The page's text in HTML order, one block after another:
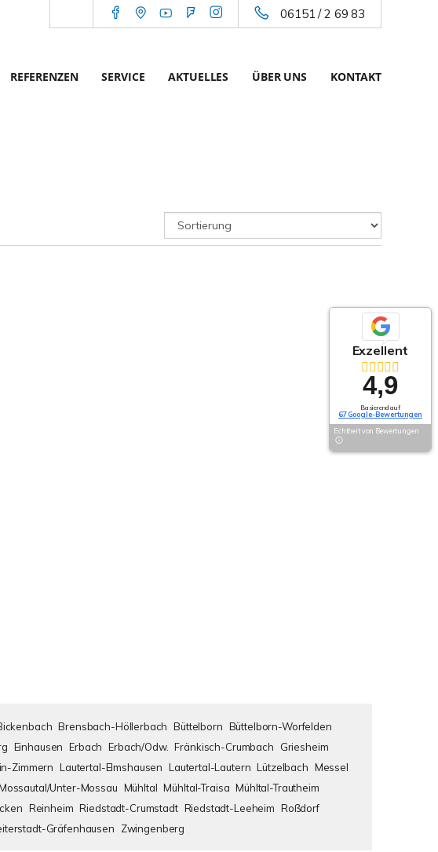
06151 / 2 69 83
REFERENZEN SERVICE AKTUELLES ÜBER UNS KONTAKT
Brensbach-Höllerbach Büttelborn Büttelborn-Worfelden
Einhausen Erbach Erbach/Odw. Fränkisch-Crumbach
Griesheim
Zimmern Lautertal-Elmshausen Lautertal-Lautern Lützelbach Messel
Unter-Mossau Mühltal Mühltal-Traisa Mühltal-Trautheim
Reinheim Riedstadt-Crumstadt Riedstadt-Leeheim Roßdorf
Gräfenhausen Zwingenberg
Exzellent
4,9
Basierend auf
67 Google-Bewertungen
Echtheit von Bewertungen